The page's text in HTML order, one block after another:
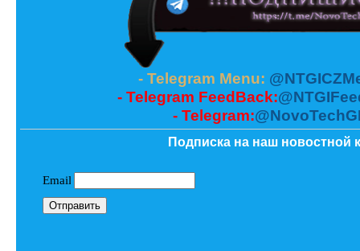
- Telegram Menu:
- Telegram FeedBack:
- Telegram:
Подписка на наш новостной